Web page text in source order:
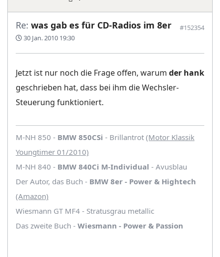
Re: was gab es für CD-Radios im 8er
30 Jan. 2010 19:30
#152354
Jetzt ist nur noch die Frage offen, warum der hank
geschrieben hat, dass bei ihm die Wechsler-
Steuerung funktioniert.
M-NH 850 - BMW 850CSi - Brillantrot (Motor Klassik
Youngtimer 01/2010)
M-NH 840 - BMW 840Ci M-Individual - Avusblau
Der Autor, das Buch - BMW 8er - Power & Hightech
(Amazon)
Wiesmann GT MF4 - Stratusgrau metallic
Das zweite Buch - Wiesmann - Power & Passion